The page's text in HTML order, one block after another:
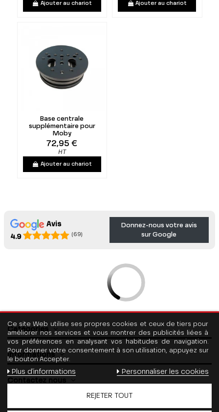
Ajouter au chariot Ajouter au chariot
Base centrale
supplémentaire pour
Moby
72,95 €
HT
Ajouter au chariot
Avis
4.9
(69)
Donnez-nous votre avis
sur Google
Catégories
Informations
Contactez nous
Ce site Web utilise ses propres cookies et ceux de tiers pour
améliorer nos services et vous montrer des publicités liées à
vos préférences en analysant vos habitudes de navigation.
Pour donner votre consentement à son utilisation, appuyez sur
le bouton Accepter.
Plus d'informations Personnaliser les cookies
REJETER TOUT